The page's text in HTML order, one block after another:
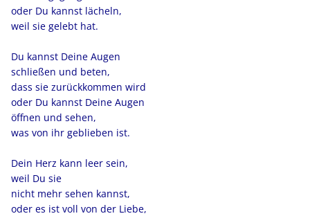
oder Du kannst lächeln,
weil sie gelebt hat.
Du kannst Deine Augen
schließen und beten,
dass sie zurückkommen wird
oder Du kannst Deine Augen
öffnen und sehen,
was von ihr geblieben ist.
Dein Herz kann leer sein,
weil Du sie
nicht mehr sehen kannst,
oder es ist voll von der Liebe,